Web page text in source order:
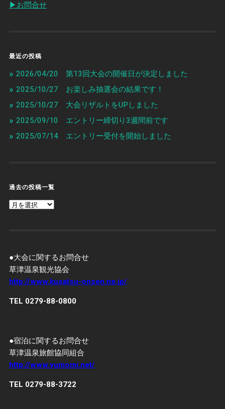
▶︎お問合せ
最近の投稿
2026/04/20 第13回大会の開催日が決定しました
2025/10/27 お楽しみ抽選会の結果です！
2025/10/27 大会リザルトをUPしました
2025/09/10 エントリー締切り3週間前です
2025/07/14 エントリー受付を開始しました
過去の投稿一覧
過
去
●大会に関するお問合せ
草津温泉観光協会
http://www.kusatsu-onsen.ne.jp/
TEL 0279-88-0800
●宿泊に関するお問合せ
草津温泉旅館協同組合
http://www.yumomi.net/
TEL 0279-88-3722